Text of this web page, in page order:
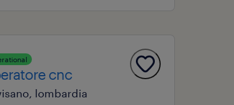
cnc
lombardia